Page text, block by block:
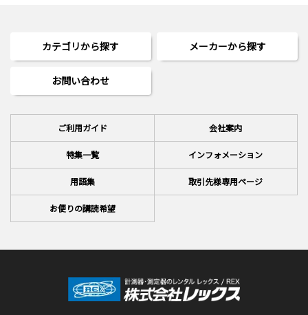
カテゴリから探す メーカーから探す
お問い合わせ
ご利用ガイド 会社案内
特集一覧 インフォメーション
用語集 取引先様専用ページ
お便りの講読希望